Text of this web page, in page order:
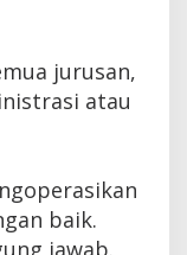
jurusan,
atau
baik.
jawab.